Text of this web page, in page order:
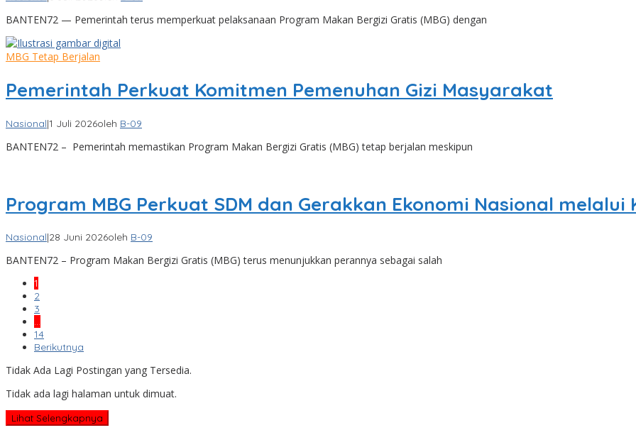
BANTEN72 — Pemerintah terus memperkuat pelaksanaan Program Makan Bergizi Gratis (MBG) dengan
MBG Tetap Berjalan
Pemerintah Perkuat Komitmen Pemenuhan Gizi Masyarakat
Nasional|1 Juli 2026oleh B-09
BANTEN72 – Pemerintah memastikan Program Makan Bergizi Gratis (MBG) tetap berjalan meskipun
Program MBG Perkuat SDM dan Gerakkan Ekonomi Nasional melalui
Nasional|28 Juni 2026oleh B-09
BANTEN72 – Program Makan Bergizi Gratis (MBG) terus menunjukkan perannya sebagai salah
1
2
3
…
14
Berikutnya
Tidak Ada Lagi Postingan yang Tersedia.
Tidak ada lagi halaman untuk dimuat.
Lihat Selengkapnya